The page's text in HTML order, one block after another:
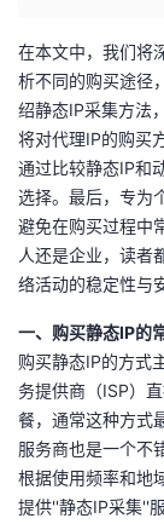
主
页
的
开
发
者
我
的
博
客
我
的
论
坛
我
的
圈
我
的
我
在本文中，我们将
析不同的购买途径
绍静态IP采集方法
将对代理IP的购买
通过比较静态IP和
选择。最后，专为
避免在购买过程中
人还是企业，读者
络活动的稳定性与
一、购买静态IP的
购买静态IP的方式
务提供商（ISP）
餐，通常这种方式
服务商也是一个不
根据使用频率和地
提供''静态IP采集''